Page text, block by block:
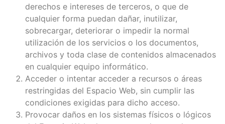
derechos e intereses de terceros, o que de
cualquier forma puedan dañar, inutilizar,
sobrecargar, deteriorar o impedir la normal
utilización de los servicios o los documentos,
archivos y toda clase de contenidos almacenados
en cualquier equipo informático.
Acceder o intentar acceder a recursos o áreas
restringidas del Espacio Web, sin cumplir las
condiciones exigidas para dicho acceso.
Provocar daños en los sistemas físicos o lógicos